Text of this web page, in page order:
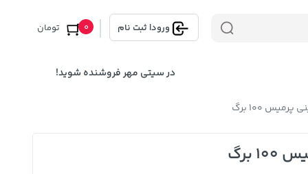
ورود| ثبت نام تومان 0
در سیتی مهر فروشنده شوید!
100 برگ
برگ